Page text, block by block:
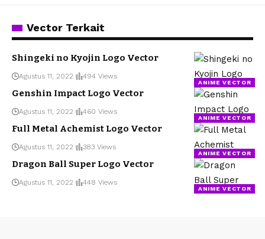
Vector Terkait
ANIME VECTOR
Shingeki no Kyojin Logo Vector
Agustus 11, 2022 494 Views
ANIME VECTOR
Genshin Impact Logo Vector
Agustus 11, 2022 460 Views
ANIME VECTOR
Full Metal Achemist Logo Vector
Agustus 11, 2022 383 Views
ANIME VECTOR
Dragon Ball Super Logo Vector
Agustus 11, 2022 448 Views